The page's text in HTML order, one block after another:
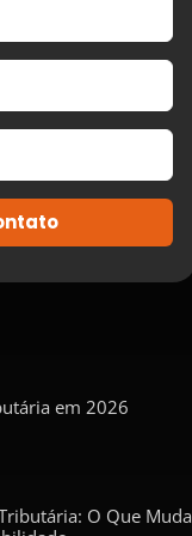
em 2026
O Que Muda